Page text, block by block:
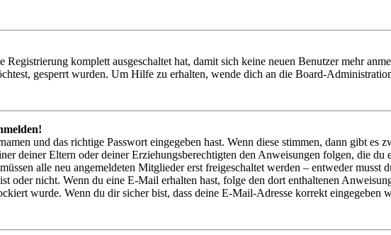
komplett ausgeschaltet hat, damit sich keine neuen Benutzer mehr
gesperrt wurden. Um Hilfe zu erhalten, wende dich an die Board-
und das richtige Passwort eingegeben hast. Wenn diese stimmen, dann gibt es
deiner Eltern oder deiner Erziehungsberechtigten den Anweisungen folgen, die
alle neu angemeldeten Mitglieder erst freigeschaltet werden – entweder musst
oder nicht. Wenn du eine E-Mail erhalten hast, folge den dort enthaltenen
wurde. Wenn du dir sicher bist, dass deine E-Mail-Adresse korrekt eingegeben